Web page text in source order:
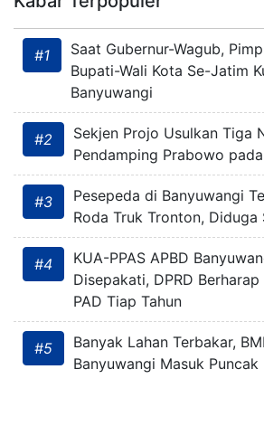
#1
Saat Gubernur-Wagub,
Bupati-Wali Kota Se-Jatim
Banyuwangi
#2
Sekjen Projo Usulkan Tiga
Pendamping Prabowo
#3
Pesepeda di Banyuwangi
Roda Truk Tronton,
#4
KUA-PPAS APBD
Disepakati, DPRD
PAD Tiap Tahun
#5
Banyak Lahan Terbakar,
Banyuwangi Masuk Puncak